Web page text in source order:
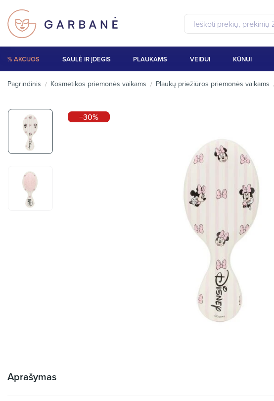
% AKCIJOS SAULĖ IR ĮDEGIS PLAUKAMS VEIDUI KŪNUI
Pagrindinis Kosmetikos priemonės vaikams Plaukų priežiūros priemonės vaikams
−30%
Aprašymas